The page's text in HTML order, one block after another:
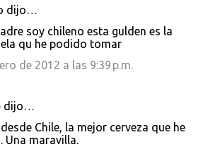
dijo…
soy chileno esta gulden es la
qu he podido tomar
de 2012 a las 9:39 p.m.
dijo…
Chile, la mejor cerveza que he
Una maravilla.